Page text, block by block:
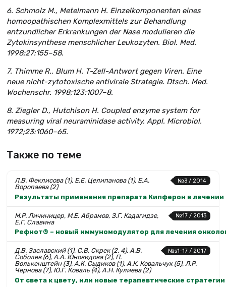
6. Schmolz M., Metelmann H. Einzelkomponenten eines
homoopathischen Komplexmittels zur Behandlung
entzundlicher Erkrankungen der Nase modulieren die
Zytokinsynthese menschlicher Leukozyten. Biol. Med.
1998;27:155–58.
7. Thimme R., Blum H. T-Zell-Antwort gegen Viren. Eine
neue nicht-zytotoxische antivirale Strategie. Dtsch. Med.
Wochenschr. 1998;123:1007–8.
8. Ziegler D., Hutchison H. Coupled enzyme system for
measuring viral neuraminidase activity. Appl. Microbiol.
1972;23:1060–65.
Также по теме
№3 / 2014
Л.В. Феклисова (1), Е.Е. Целипанова (1), Е.А.
Воропаева (2)
Результаты применения препарата Кипферон в
№17 / 2013
М.Р. Личиницер, М.Е. Абрамов, З.Г. Кадагидзе,
Е.Г. Славина
Рефнот® – новый иммуномодулятор для лечения
№s1-17 / 2017
Д.В. Заславский (1), С.В. Скрек (2, 4), А.В.
Соболев (6), А.А. Юновидова (2), П.
Волькенштейн (3), А.К. Сыдиков (1), А.К. Ковальчук (5), Л.Р.
Чернова (7), Ю.Г. Коваль (4), А.Н. Кулиева (2)
От света к цвету, или новые терапевтические